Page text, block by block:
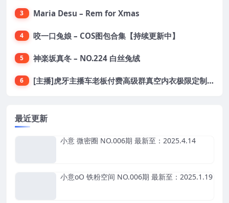
3 Maria Desu – Rem for Xmas
4 咬一口兔娘 – COS图包合集【持续更新中】
5 神楽坂真冬 – NO.224 白丝兔绒
6 [主播]虎牙主播车老板付费高级群真空内衣极限定制8分19
最近更新
小意 微密圈 NO.006期 最新至：2025.4.14
小意oO 铁粉空间 NO.006期 最新至：2025.1.19